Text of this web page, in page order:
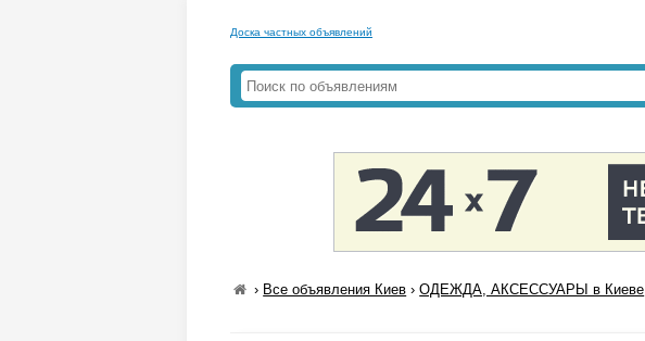
Доска частных объявлений
› Все объявления Киев ›ОДЕЖДА, АКСЕССУАРЫ в Киеве